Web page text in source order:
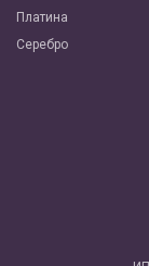
Платина
Серебро